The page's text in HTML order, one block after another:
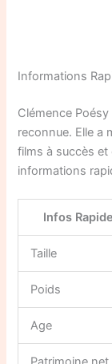
Informations
Clémence
reconnue. Elle a
films à succès et
informations
Infos
Taille
Poids
Age